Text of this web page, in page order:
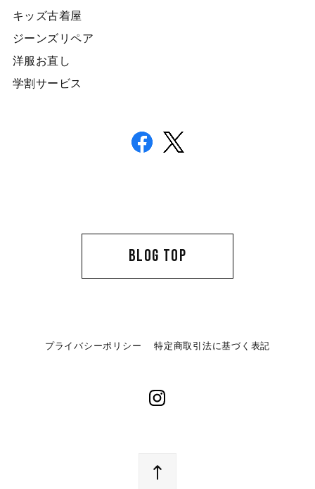
キッズ古着屋
ジーンズリペア
洋服お直し
学割サービス
BLOG TOP
プライバシーポリシー 特定商取引法に基づく表記